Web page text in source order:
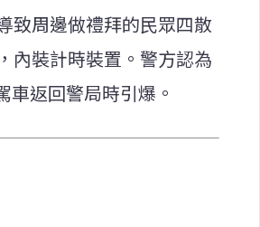
致周邊做禮拜的民眾四散
內裝計時裝置。警方認為
返回警局時引爆。